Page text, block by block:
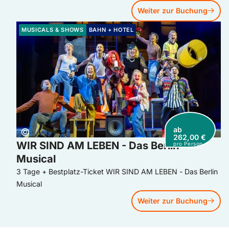
Weiter zur Buchung
Copyright:
©
MUSICALS & SHOWS BAHN + HOTEL
ab
262,00 €
pro Person
WIR SIND AM LEBEN - Das Berlin
Musical
3 Tage + Bestplatz-Ticket WIR SIND AM LEBEN - Das Berlin
Musical
Weiter zur Buchung
Weiter zur Buchung: WIR SIND AM LEBEN - Das Berlin